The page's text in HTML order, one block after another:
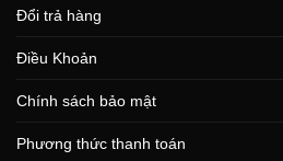
Đổi trả hàng
Điều Khoản
Chính sách bảo mật
Phương thức thanh toán